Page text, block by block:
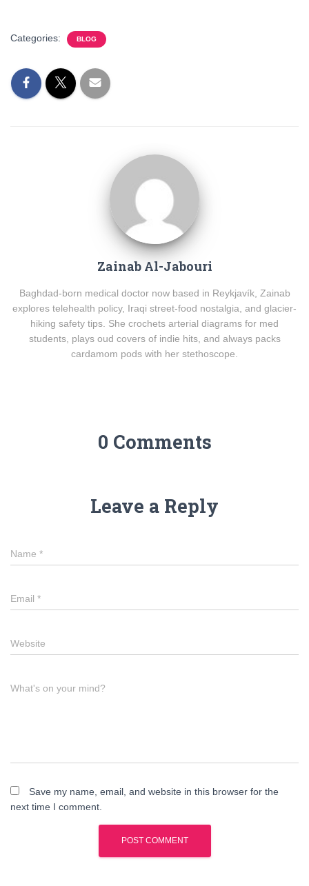
Categories: BLOG
Zainab Al-Jabouri
Baghdad-born medical doctor now based in Reykjavík, Zainab
explores telehealth policy, Iraqi street-food nostalgia, and glacier-
hiking safety tips. She crochets arterial diagrams for med
students, plays oud covers of indie hits, and always packs
cardamom pods with her stethoscope.
0 Comments
Leave a Reply
Name *
Email *
Website
What's on your mind?
Save my name, email, and website in this browser for the
next time I comment.